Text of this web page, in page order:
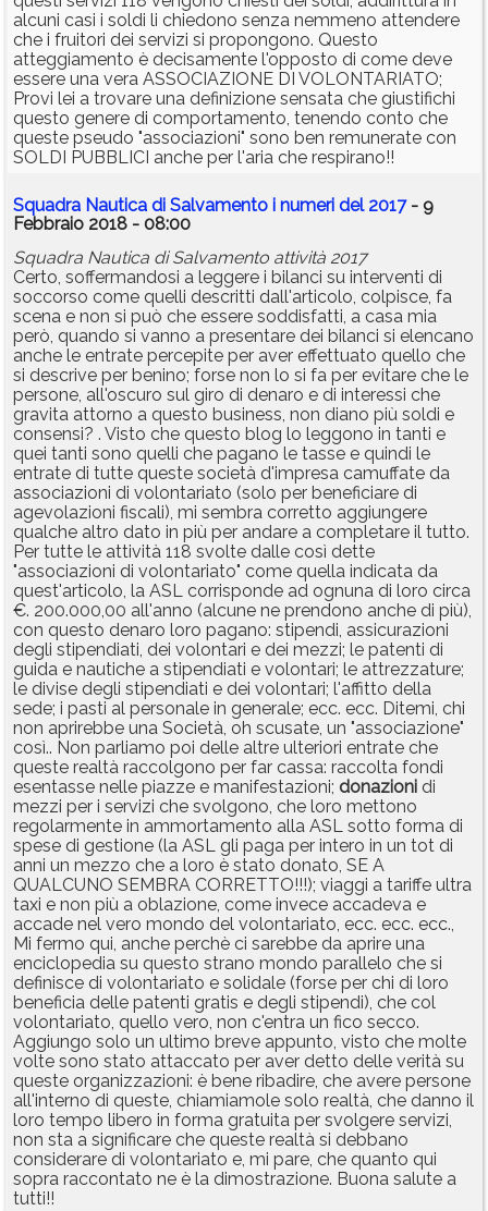
alcuni casi i soldi li chiedono senza nemmeno attendere
che i fruitori dei servizi si propongono. Questo
atteggiamento è decisamente l'opposto di come deve
essere una vera ASSOCIAZIONE DI VOLONTARIATO;
Provi lei a trovare una definizione sensata che giustifichi
questo genere di comportamento, tenendo conto che
queste pseudo "associazioni" sono ben remunerate con
SOLDI PUBBLICI anche per l'aria che respirano!!
Squadra Nautica di Salvamento i numeri del 2017- 9
Febbraio 2018 - 08:00
Squadra Nautica di Salvamento attività 2017
Certo, soffermandosi a leggere i bilanci su interventi di
soccorso come quelli descritti dall'articolo, colpisce, fa
scena e non si può che essere soddisfatti, a casa mia
però, quando si vanno a presentare dei bilanci si elencano
anche le entrate percepite per aver effettuato quello che
si descrive per benino; forse non lo si fa per evitare che le
persone, all'oscuro sul giro di denaro e di interessi che
gravita attorno a questo business, non diano più soldi e
consensi? . Visto che questo blog lo leggono in tanti e
quei tanti sono quelli che pagano le tasse e quindi le
entrate di tutte queste società d'impresa camuffate da
associazioni di volontariato (solo per beneficiare di
agevolazioni fiscali), mi sembra corretto aggiungere
qualche altro dato in più per andare a completare il tutto.
Per tutte le attività 118 svolte dalle così dette
"associazioni di volontariato" come quella indicata da
quest'articolo, la ASL corrisponde ad ognuna di loro circa
€. 200.000,00 all'anno (alcune ne prendono anche di più),
con questo denaro loro pagano: stipendi, assicurazioni
degli stipendiati, dei volontari e dei mezzi; le patenti di
guida e nautiche a stipendiati e volontari; le attrezzature;
le divise degli stipendiati e dei volontari; l'affitto della
sede; i pasti al personale in generale; ecc. ecc. Ditemi, chi
non aprirebbe una Società, oh scusate, un "associazione"
così.. Non parliamo poi delle altre ulteriori entrate che
queste realtà raccolgono per far cassa: raccolta fondi
esentasse nelle piazze e manifestazioni; donazioni di
mezzi per i servizi che svolgono, che loro mettono
regolarmente in ammortamento alla ASL sotto forma di
spese di gestione (la ASL gli paga per intero in un tot di
anni un mezzo che a loro è stato donato, SE A
QUALCUNO SEMBRA CORRETTO!!!); viaggi a tariffe ultra
taxi e non più a oblazione, come invece accadeva e
accade nel vero mondo del volontariato, ecc. ecc. ecc.,
Mi fermo qui, anche perchè ci sarebbe da aprire una
enciclopedia su questo strano mondo parallelo che si
definisce di volontariato e solidale (forse per chi di loro
beneficia delle patenti gratis e degli stipendi), che col
volontariato, quello vero, non c'entra un fico secco.
Aggiungo solo un ultimo breve appunto, visto che molte
volte sono stato attaccato per aver detto delle verità su
queste organizzazioni: è bene ribadire, che avere persone
all'interno di queste, chiamiamole solo realtà, che danno il
loro tempo libero in forma gratuita per svolgere servizi,
non sta a significare che queste realtà si debbano
considerare di volontariato e, mi pare, che quanto qui
sopra raccontato ne è la dimostrazione. Buona salute a
tutti!!